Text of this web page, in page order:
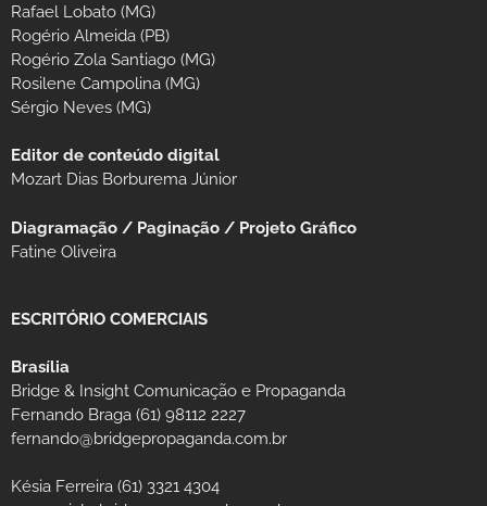
Rafael Lobato (MG)
Rogério Almeida (PB)
Rogério Zola Santiago (MG)
Rosilene Campolina (MG)
Sérgio Neves (MG)
Editor de conteúdo digital
Mozart Dias Borburema Júnior
Diagramação / Paginação / Projeto Gráfico
Fatine Oliveira
ESCRITÓRIO COMERCIAIS
Brasília
Bridge & Insight Comunicação e Propaganda
Fernando Braga (61) 98112 2227
fernando@bridgepropaganda.com.br
Késia Ferreira (61) 3321 4304